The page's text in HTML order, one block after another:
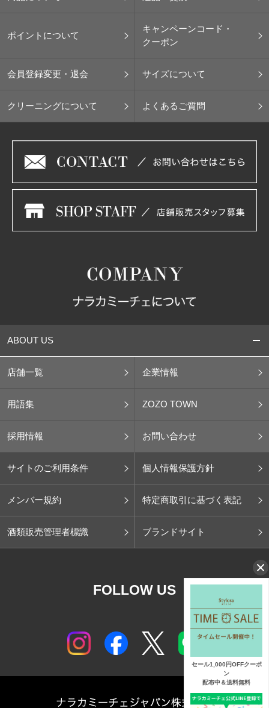
ポイントについて
キャンペーンコード・
クーポン
会員登録変更・退会 サイズについて
クリーニングについて よくあるご質問
ABOUT US
店舗一覧 企業情報
用語集 ZOZO TOWN
採用情報 お問い合わせ
サイトのご利用条件 個人情報保護方針
メンバー規約 特定商取引に基づく表記
酒類販売管理者標識 ブランドサイト
FOLLOW US
セール1,000円OFFクーポ
ン
配布中＆送料無料